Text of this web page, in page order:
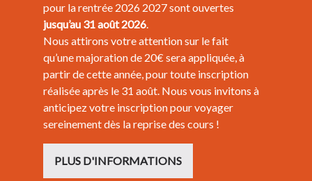
pour la rentrée 2026 2027 sont ouvertes
jusqu’au 31 août 2026.
Nous attirons votre attention sur le fait
qu’une majoration de 20€ sera appliquée, à
partir de cette année, pour toute inscription
réalisée après le 31 août. Nous vous invitons à
anticipez votre inscription pour voyager
sereinement dès la reprise des cours !
PLUS D'INFORMATIONS